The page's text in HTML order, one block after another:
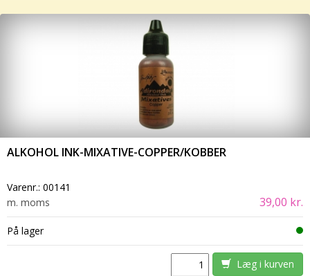
ALKOHOL INK-MIXATIVE-COPPER/KOBBER
Varenr.: 00141
m. moms
39,00 kr.
På lager
Læg i kurven